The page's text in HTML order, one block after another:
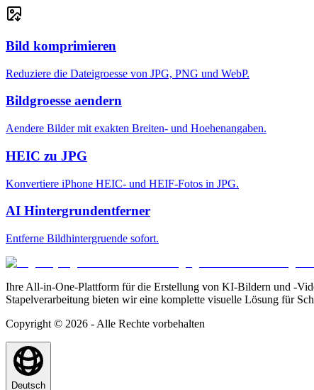
Bild komprimieren
Reduziere die Dateigroesse von JPG, PNG und WebP.
Bildgroesse aendern
Aendere Bilder mit exakten Breiten- und Hoehenangaben.
HEIC zu JPG
Konvertiere iPhone HEIC- und HEIF-Fotos in JPG.
AI Hintergrundentferner
Entferne Bildhintergruende sofort.
Ihre All-in-One-Plattform für die Erstellung von KI-Bildern und -
Stapelverarbeitung bieten wir eine komplette visuelle Lösung für
Copyright © 2026 - Alle Rechte vorbehalten
Deutsch